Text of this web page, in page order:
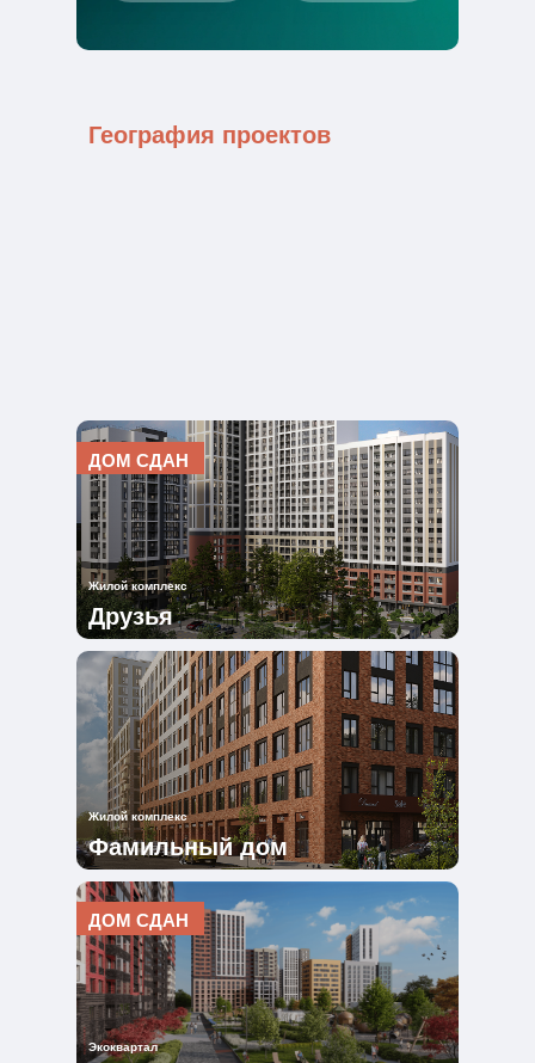
География проектов
Жилой комплекс
Друзья
Жилой комплекс
Фамильный дом
Экоквартал
ДОМ СДАН
ДОМ СДАН